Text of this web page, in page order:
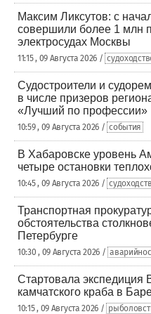
Максим Ликсутов: с
совершили более 1 млн
электросудах Москвы
11:15 , 09 Августа 2026 /
Судостроители и
в числе призеров
«Лучший по профессии»
10:59 , 09 Августа 2026 / события
В Хабаровске уровень
четыре остановки
10:45 , 09 Августа 2026 /
Транспортная
обстоятельства
Петербурге
10:30 , 09 Августа 2026 /
Стартовала
камчатского краба в
10:15 , 09 Августа 2026 /